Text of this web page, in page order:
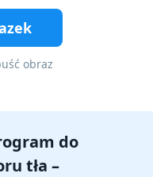
obraz
do
tła –